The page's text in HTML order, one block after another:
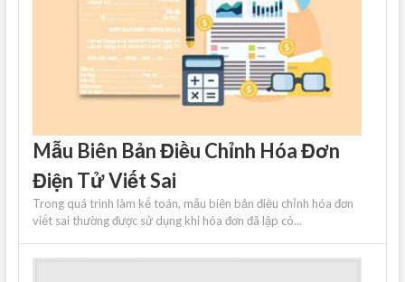
Mẫu Biên Bản Điều Chỉnh Hóa Đơn
Điện Tử Viết Sai
Trong quá trình làm kế toán, mẫu biên bản điều chỉnh hóa đơn
viết sai thường được sử dụng khi hóa đơn đã lập có...